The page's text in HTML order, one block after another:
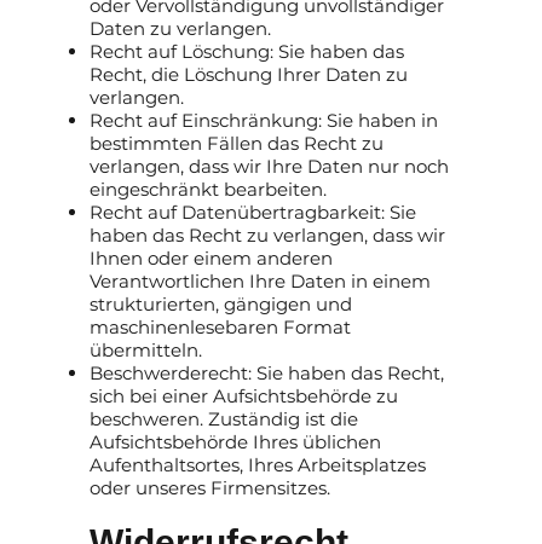
oder Vervollständigung unvollständiger
Daten zu verlangen.
Recht auf Löschung: Sie haben das
Recht, die Löschung Ihrer Daten zu
verlangen.
Recht auf Einschränkung: Sie haben in
bestimmten Fällen das Recht zu
verlangen, dass wir Ihre Daten nur noch
eingeschränkt bearbeiten.
Recht auf Datenübertragbarkeit: Sie
haben das Recht zu verlangen, dass wir
Ihnen oder einem anderen
Verantwortlichen Ihre Daten in einem
strukturierten, gängigen und
maschinenlesebaren Format
übermitteln.
Beschwerderecht: Sie haben das Recht,
sich bei einer Aufsichtsbehörde zu
beschweren. Zuständig ist die
Aufsichtsbehörde Ihres üblichen
Aufenthaltsortes, Ihres Arbeitsplatzes
oder unseres Firmensitzes.